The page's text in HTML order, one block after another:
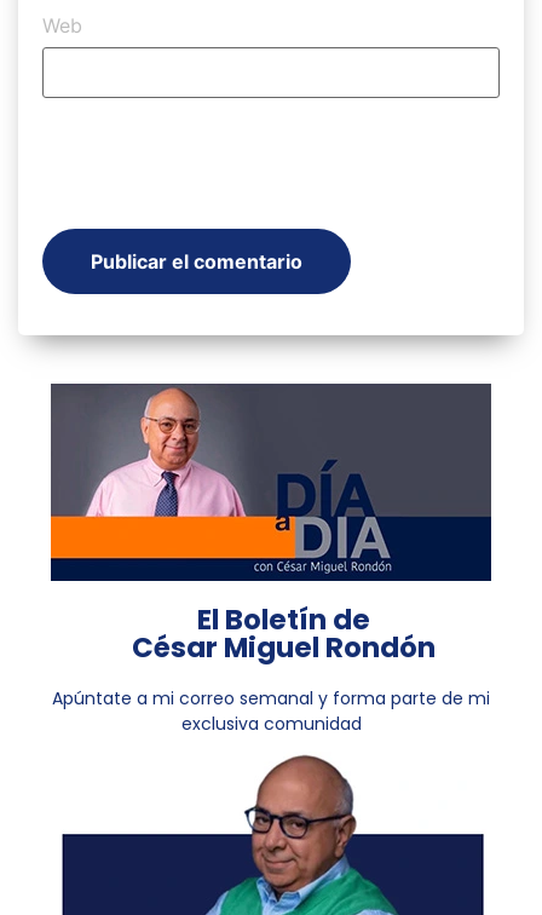
Web
El Boletín de
César Miguel Rondón
Apúntate a mi correo semanal y forma parte de mi
exclusiva comunidad